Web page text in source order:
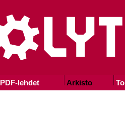
PDF-lehdet Arkisto